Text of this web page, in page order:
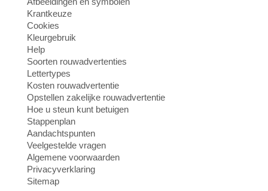
Krantkeuze
Cookies
Kleurgebruik
Help
Soorten rouwadvertenties
Lettertypes
Kosten rouwadvertentie
Opstellen zakelijke rouwadvertentie
Hoe u steun kunt betuigen
Stappenplan
Aandachtspunten
Veelgestelde vragen
Algemene voorwaarden
Privacyverklaring
Sitemap